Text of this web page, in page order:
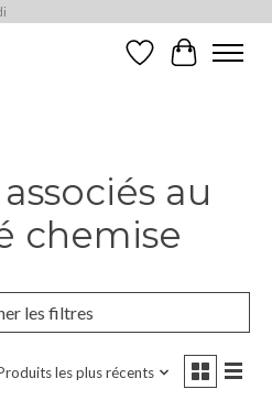
Liste de souhaits
Panier
au
chemise
les filtres
les plus récents